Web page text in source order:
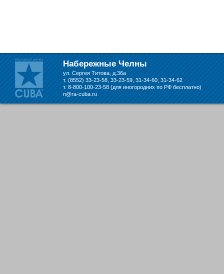
складе в Набережных Челнах
Набережные Челны
ул. Сергея Титова, д.36а
т. (8552) 33-23-58, 33-23-59, 31-34-60, 31-34-62
т. 8-800-100-23-58 (для иногородних по РФ бесплатно)
n@ra-cuba.ru